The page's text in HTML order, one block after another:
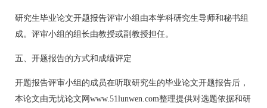
研究生毕业论文开题报告评审小组由本学科研究生导师和秘书组
成。评审小组的组长由教授或副教授担任。
五、开题报告的方式和成绩评定
开题报告评审小组的成员在听取研究生的毕业论文开题报告后，
本论文由无忧论文网www.51lunwen.com整理提供对选题依据和研